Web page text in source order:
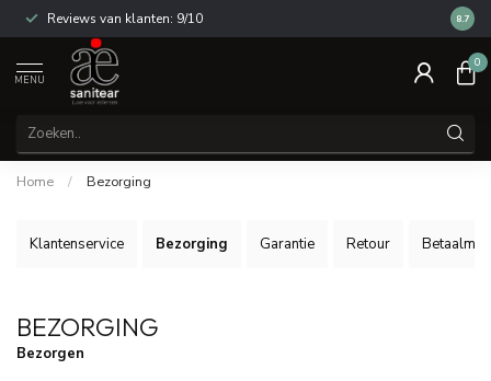
Reviews van klanten: 9/10 14
8.7
MENU
0
Home / Bezorging
Klantenservice Bezorging Garantie Retour
BEZORGING
Bezorgen